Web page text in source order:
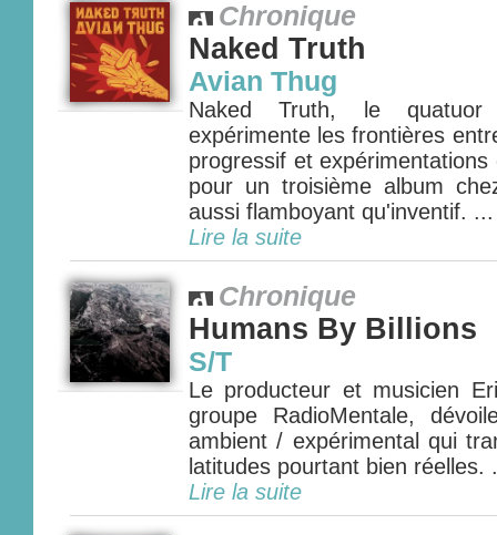
Chronique
Naked Truth
Avian Thug
Naked Truth, le quatuor
expérimente les frontières
progressif et
pour un troisième album
aussi flamboyant qu'inventif. ...
Lire la suite
Chronique
Humans By Billions
S/T
Le producteur et musicien
groupe RadioMentale,
ambient / expérimental qui
latitudes pourtant bien réelles.
Lire la suite